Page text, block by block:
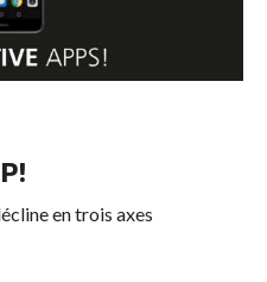
en trois axes